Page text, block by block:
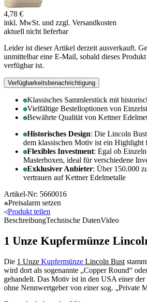
4,78 €
inkl. MwSt. und zzgl. Versandkosten
aktuell nicht lieferbar
Leider ist dieser Artikel derzeit ausverkauft.
unmittelbar eine E-Mail, sobald dieses
verfügbar ist.
Verfügbarkeitsbenachrichtigung
Klassisches Sammlerstück mit
Vielfältige Bestelloptionen von
Bewährte Qualität von Kettner
Historisches Design: Die Lincoln
dem klassischen Motiv ist ein Highlight
Flexibles Investment: Egal ob
Masterboxen, ideal für verschiedene
Exklusiver Anbieter: Über 150.000
vertrauen auf Kettner Edelmetalle
Artikel-Nr: 5660016
Preisalarm setzen
Produkt teilen
BeschreibungTechnische DatenVideo
1 Unze Kupfermünze
Die 1 Unze Kupfermünze Lincoln Bust
wird dort als sogenannte „Copper Round“
gehandelt. Das Motiv ist in den USA einer der
ohne Nennwertgeber von einer sog. „Private